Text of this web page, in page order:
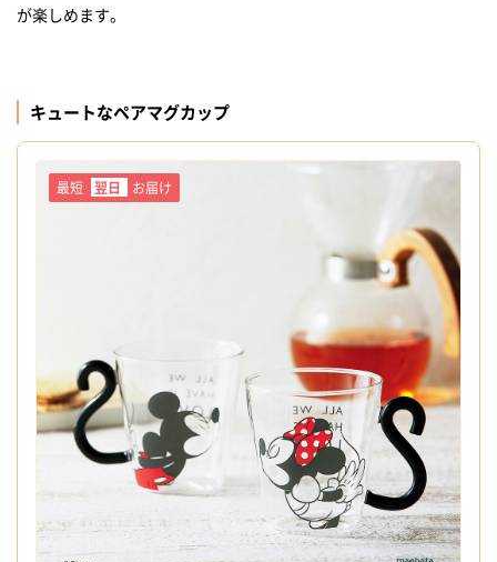
が楽しめます。
キュートなペアマグカップ
最短 翌日 お届け